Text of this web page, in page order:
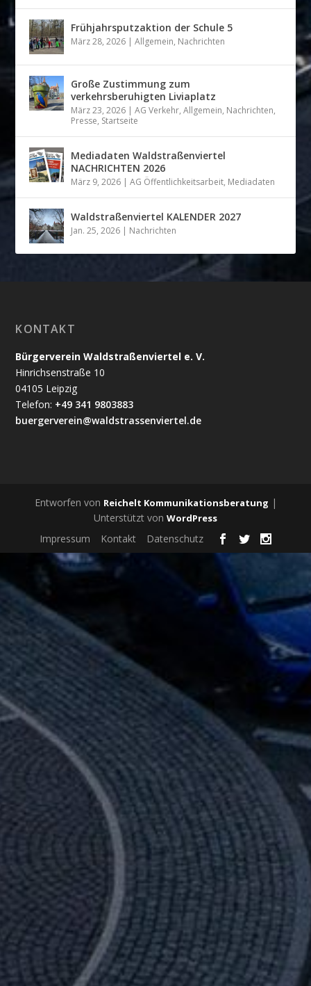
Frühjahrsputzaktion der Schule 5
März 28, 2026 |Allgemein, Nachrichten
Große Zustimmung zum
verkehrsberuhigten Liviaplatz
März 23, 2026 |AG Verkehr,Allgemein, Nachrichten,
Presse, Startseite
Mediadaten Waldstraßenviertel
NACHRICHTEN 2026
März 9, 2026 |AG Öffentlichkeitsarbeit, Mediadaten
Waldstraßenviertel KALENDER 2027
Jan. 25, 2026 | Nachrichten
KONTAKT
Bürgerverein Waldstraßenviertel e. V.
Hinrichsenstraße 10
04105 Leipzig
Telefon: +49 341 9803883
buergerverein@waldstrassenviertel.de
Entworfen von Reichelt Kommunikationsberatung |
Unterstützt von WordPress
Impressum Kontakt Datenschutz